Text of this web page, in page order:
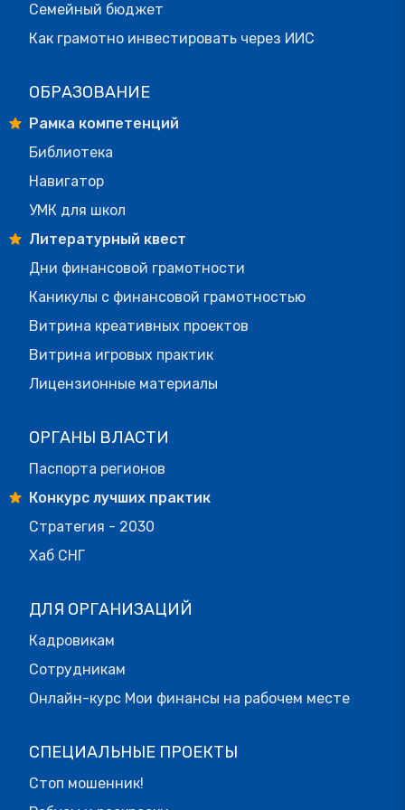
Семейный бюджет
Как грамотно инвестировать через ИИС
ОБРАЗОВАНИЕ
Рамка компетенций
Библиотека
Навигатор
УМК для школ
Литературный квест
Дни финансовой грамотности
Каникулы с финансовой грамотностью
Витрина креативных проектов
Витрина игровых практик
Лицензионные материалы
ОРГАНЫ ВЛАСТИ
Паспорта регионов
Конкурс лучших практик
Стратегия - 2030
Хаб СНГ
ДЛЯ ОРГАНИЗАЦИЙ
Кадровикам
Сотрудникам
Онлайн-курс Мои финансы на рабочем месте
СПЕЦИАЛЬНЫЕ ПРОЕКТЫ
Стоп мошенник!